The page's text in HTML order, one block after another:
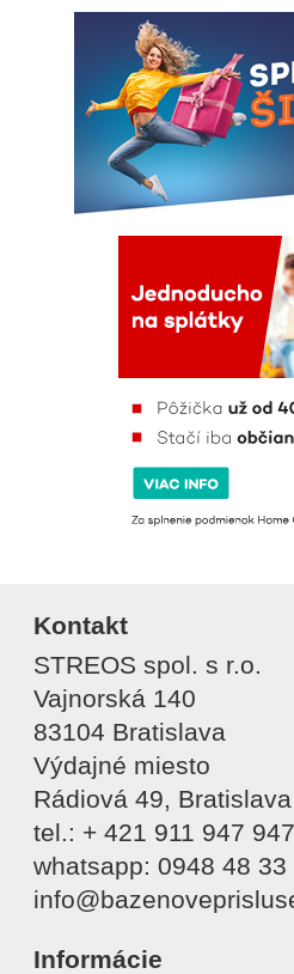
Kontakt
STREOS spol. s r.o.
Vajnorská 140
83104 Bratislava
Výdajné miesto
Rádiová 49, Bratislava
tel.: + 421 911 947 947
whatsapp: 0948 48 33
Informácie